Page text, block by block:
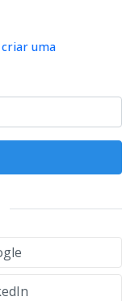
criar uma